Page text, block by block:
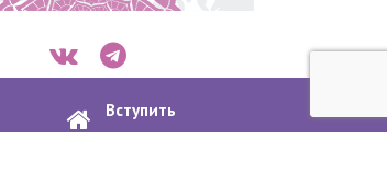
Вступить
в ассоциацию